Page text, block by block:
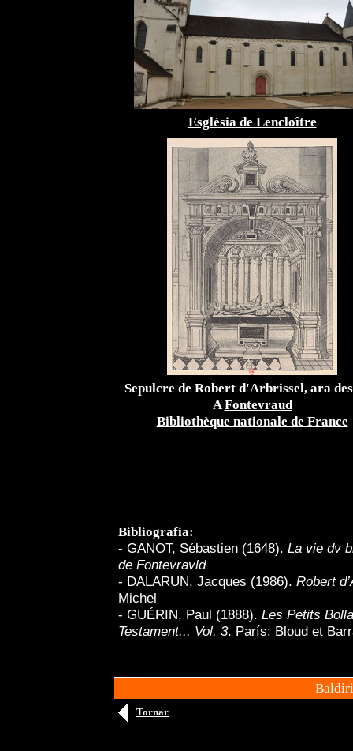
Església de Lencloître
Sepulcre de Robert d'Arbrissel, ara
AFontevraud
Bibliothèque nationale de France
Bibliografia:
- GANOT, Sébastien (1648). La vie dv
de Fontevravld
- DALARUN, Jacques (1986). Robert
Michel
- GUÉRIN, Paul (1888). Les Petits
Testament... Vol. 3. París: Bloud et
Tornar